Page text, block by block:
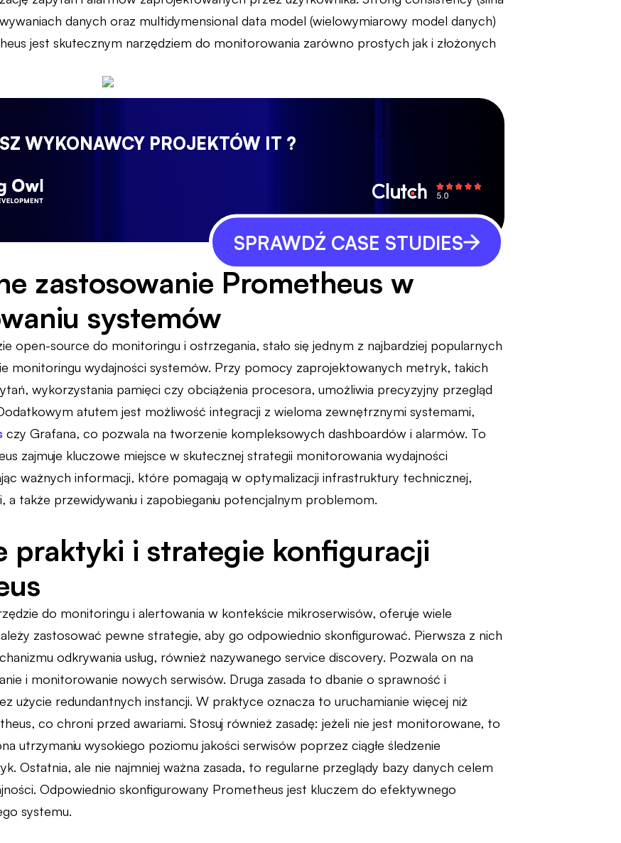
danych oraz multidymensional data model (wielowymiarowy model danych)
jest skutecznym narzędziem do monitorowania zarówno prostych jak i złożonych
WYKONAWCY PROJEKTÓW IT ?
SPRAWDŹ CASE STUDIES
zastosowanie Prometheus w
systemów
open-source do monitoringu i ostrzegania, stało się jednym z najbardziej popularnych
monitoringu wydajności systemów. Przy pomocy zaprojektowanych metryk, takich
wykorzystania pamięci czy obciążenia procesora, umożliwia precyzyjny przegląd
atutem jest możliwość integracji z wieloma zewnętrznymi systemami,
czy Grafana, co pozwala na tworzenie kompleksowych dashboardów i alarmów. To
zajmuje kluczowe miejsce w skutecznej strategii monitorowania wydajności
ważnych informacji, które pomagają w optymalizacji infrastruktury technicznej,
a także przewidywaniu i zapobieganiu potencjalnym problemom.
praktyki i strategie konfiguracji
do monitoringu i alertowania w kontekście mikroserwisów, oferuje wiele
zastosować pewne strategie, aby go odpowiednio skonfigurować. Pierwsza z nich
odkrywania usług, również nazywanego service discovery. Pozwala on na
i monitorowanie nowych serwisów. Druga zasada to dbanie o sprawność i
użycie redundantnych instancji. W praktyce oznacza to uruchamianie więcej niż
co chroni przed awariami. Stosuj również zasadę: jeżeli nie jest monitorowane, to
utrzymaniu wysokiego poziomu jakości serwisów poprzez ciągłe śledzenie
Ostatnia, ale nie najmniej ważna zasada, to regularne przeglądy bazy danych celem
Odpowiednio skonfigurowany Prometheus jest kluczem do efektywnego
systemu.